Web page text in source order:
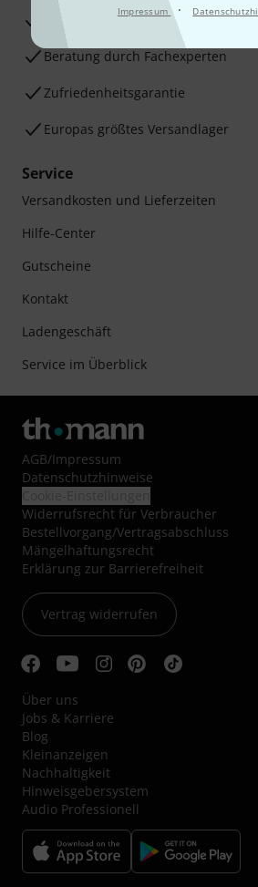
Impressum ·
Reparaturservice
Beratung durch Fachexperten
Zufriedenheitsgarantie
Europas größtes Versandlager
Service
Versandkosten und Lieferzeiten
Hilfe-Center
Gutscheine
Kontakt
Ladengeschäft
Service im Überblick
AGB/Impressum
Datenschutzhinweise
Widerrufsrecht für Verbraucher
Bestellvorgang/Vertragsabschluss
Mängelhaftungsrecht
Erklärung zur Barrierefreiheit
Vertrag widerrufen
Über uns
Jobs & Karriere
Blog
Kleinanzeigen
Nachhaltigkeit
Hinweisgebersystem
Audio Professionell